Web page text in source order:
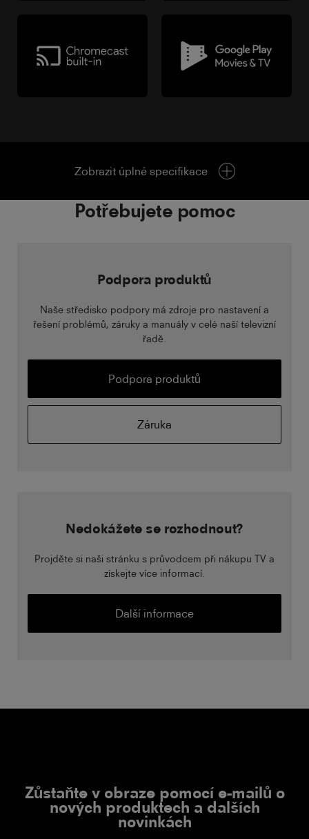
Zobrazit úplné specifikace
Potřebujete pomoc
Podpora produktů
Naše středisko podpory má zdroje pro nastavení a
řešení problémů, záruky a manuály v celé naší televizní
řadě.
Podpora produktů
Záruka
Nedokážete se rozhodnout?
Projděte si naši stránku s průvodcem při nákupu TV a
získejte více informací.
Další informace
Zůstaňte v obraze pomocí e-mailů o
nových produktech a dalších
novinkách